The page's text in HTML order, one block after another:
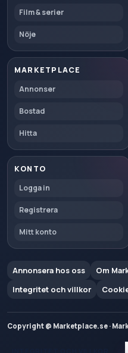
Film & serier
Nöje
MARKETPLACE
Annonser
Bostad
Hitta
KONTO
Logga in
Registrera
Mitt konto
Annonsera hos oss Om
Integritet och villkor
Copyright @ Marketplace.se ·